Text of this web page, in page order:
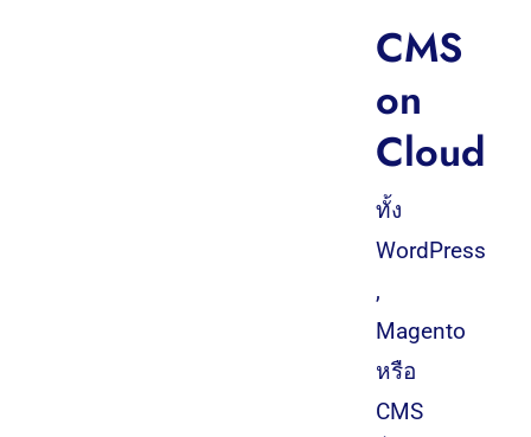
CMS
on
Cloud
ทั้ง
WordPress
,
Magento
หรือ
CMS